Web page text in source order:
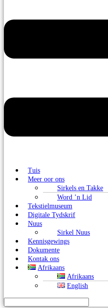
Tuis
Meer oor ons
Sirkels en Takke
Word ’n Lid
Tekstielmuseum
Digitale Tydskrif
Nuus
Sirkel Nuus
Kennisgewings
Dokumente
Kontak ons
Afrikaans
Afrikaans
English